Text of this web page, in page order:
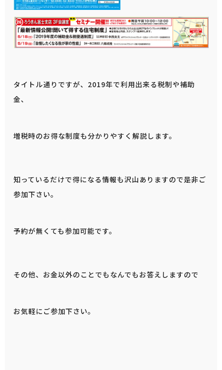
タイトル通りですが、2019年で利用出来る税制や補助
金、
増税時のお得な制度も分かりやすく解説します。
知っているだけで得になる情報も沢山ありますので是非ご
参加下さい。
予約が無くても参加可能です。
その他、お金以外のことでもなんでもお答えしますので
お気軽にご参加下さい。